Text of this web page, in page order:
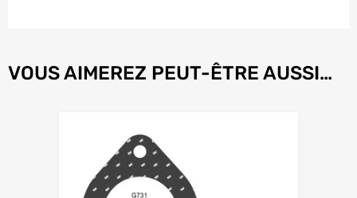
VOUS AIMEREZ PEUT-ÊTRE AUSSI…